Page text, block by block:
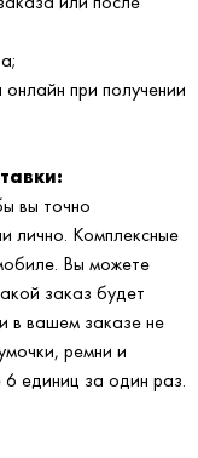
при получении
вы точно
лично. Комплексные
Вы можете
заказ будет
в вашем заказе не
ремни и
единиц за один раз.